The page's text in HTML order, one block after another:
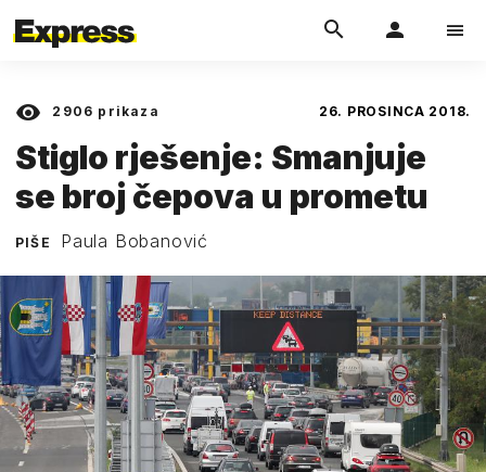
2906 prikaza 26. PROSINCA 2018.
Stiglo rješenje: Smanjuje
se broj čepova u prometu
PIŠE Paula Bobanović